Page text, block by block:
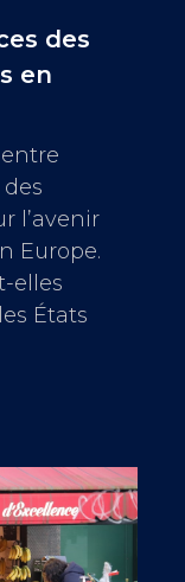
des
en
des
l’avenir
Europe.
elles
États